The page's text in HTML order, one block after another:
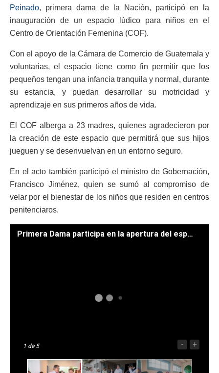
Peinado, primera dama de la Nación, participó en la
inauguración de un espacio lúdico para niños en el
Centro de Orientación Femenina (COF).
Con el apoyo de la Cámara de Comercio de Guatemala y
voluntarias, el espacio tiene como fin permitir que los
pequeños tengan una infancia tranquila y normal, durante
su estancia, y puedan desarrollar su motricidad y
aprendizaje en sus primeros años de vida.
El COF alberga a 23 madres, quienes agradecieron por
la creación de este espacio que permitirá que sus hijos
jueguen y se desenvuelvan en un entorno seguro.
En el acto también participó el ministro de Gobernación,
Francisco Jiménez, quien se sumó al compromiso de
velar por el bienestar de los niños que residen en centros
penitenciaros.
Primera Dama participa en la apertura del espacio para los pequeños del COF. /Foto: Carlos Aguilar.
1 de 5 - +